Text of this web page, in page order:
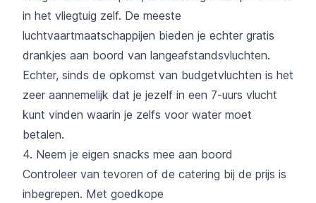
in het vliegtuig zelf. De meeste
luchtvaartmaatschappijen bieden je echter gratis
drankjes aan boord van langeafstandsvluchten.
Echter, sinds de opkomst van budgetvluchten is het
zeer aannemelijk dat je jezelf in een 7-uurs vlucht
kunt vinden waarin je zelfs voor water moet
betalen.
4. Neem je eigen snacks mee aan boord
Controleer van tevoren of de catering bij de prijs is
inbegrepen. Met goedkope